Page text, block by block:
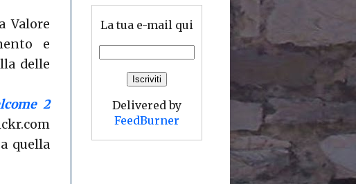
Valore
e
delle
2
quella
La tua e-mail qui
Delivered by
FeedBurner